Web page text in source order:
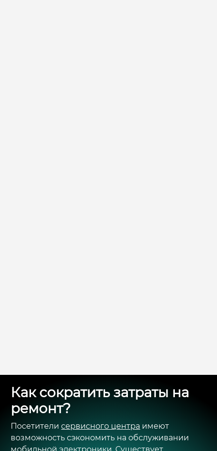
Как сократить затраты на
ремонт?
Посетителисервисного центра имеют
возможность сэкономить на обслуживании